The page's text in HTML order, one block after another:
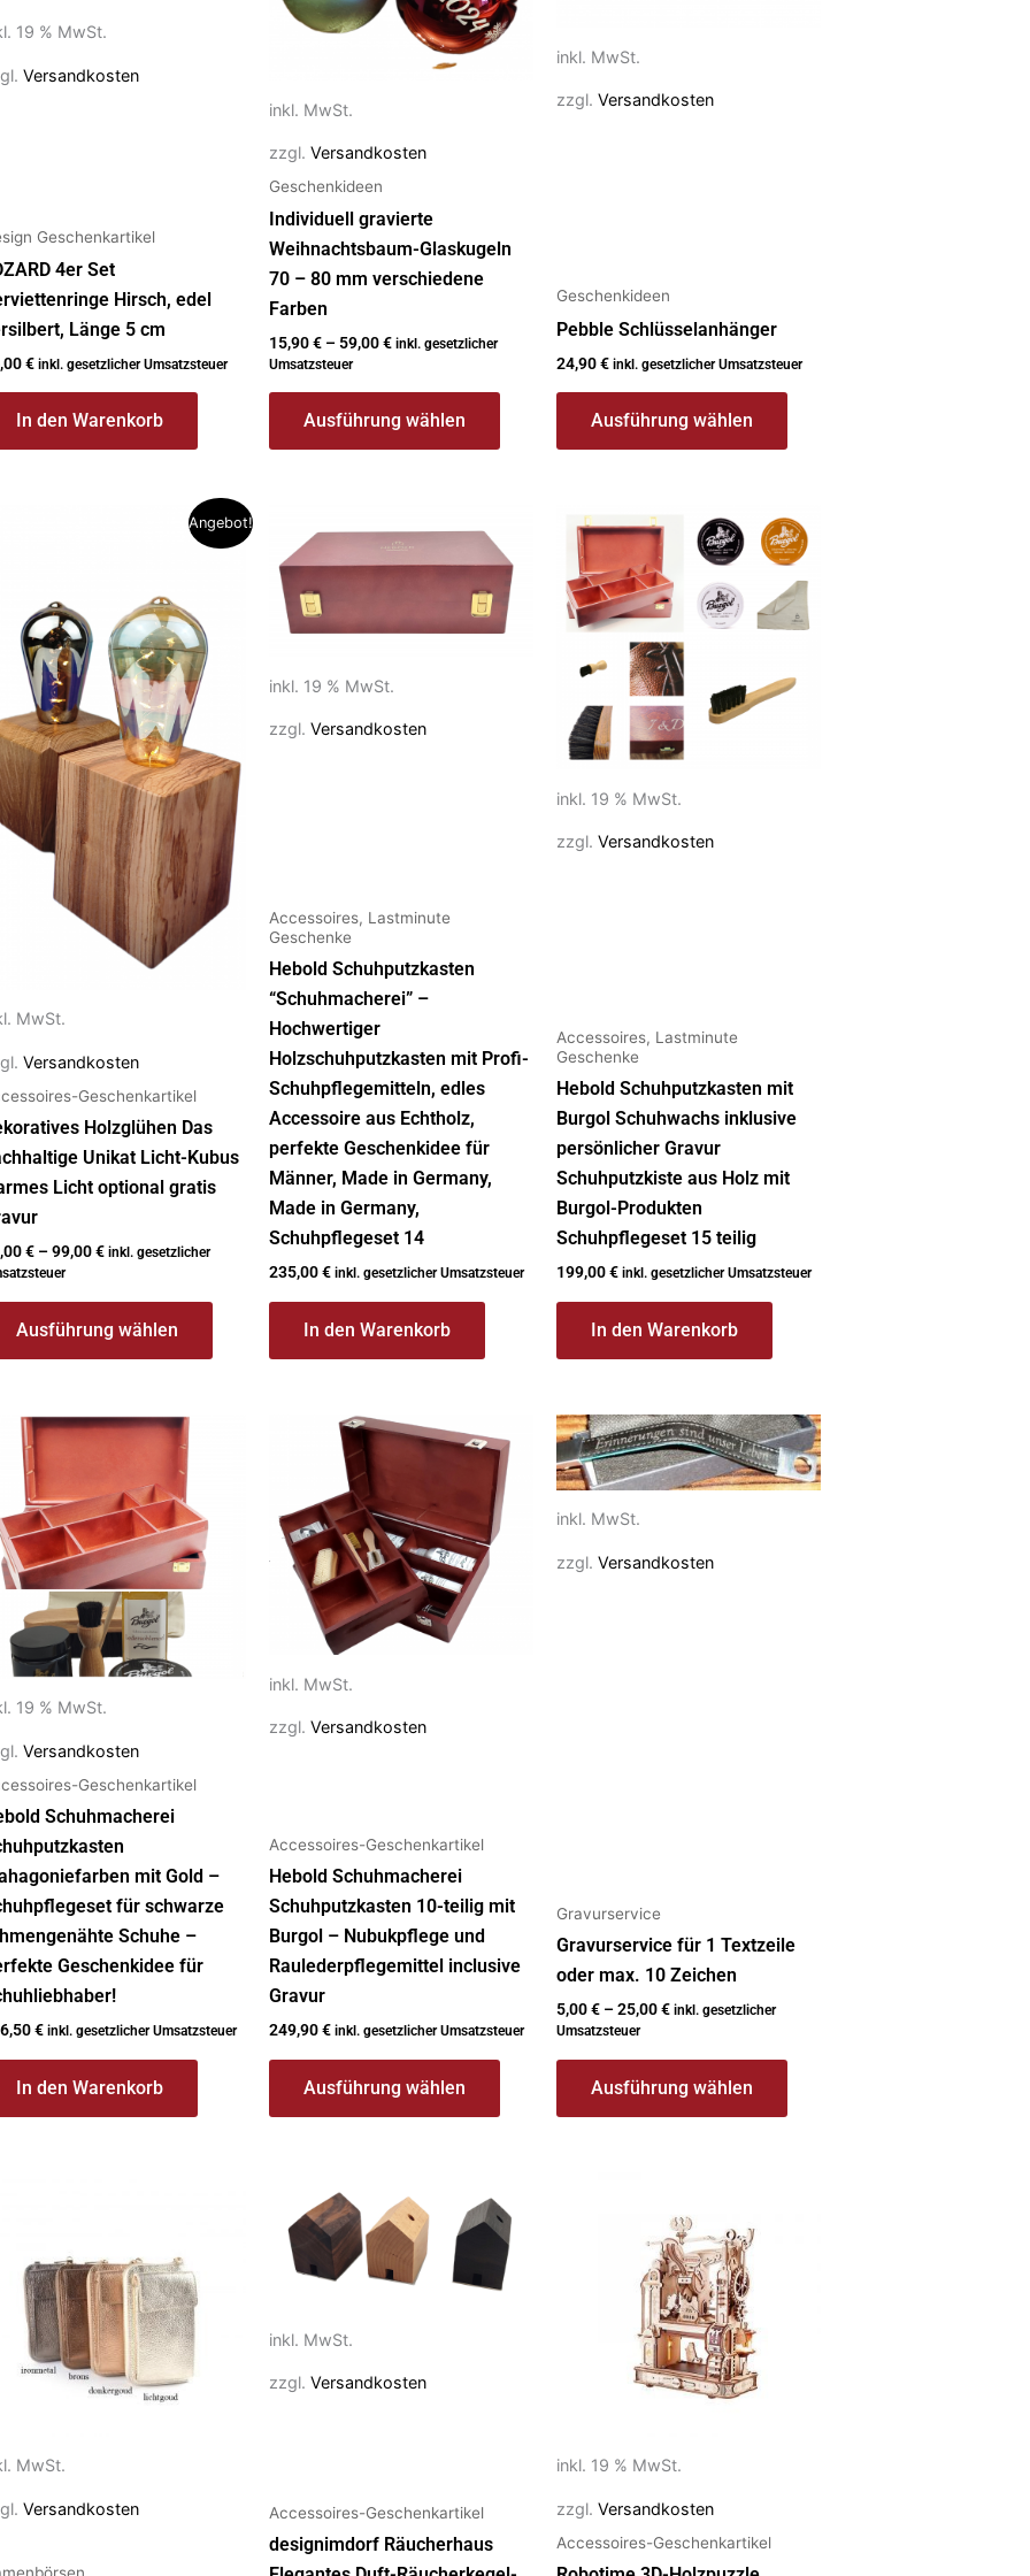
19 % MwSt.
Versandkosten
Geschenkartikel
4er Set
Hirsch, edel
Länge 5 cm
€ inkl. gesetzlicher Umsatzsteuer
In den Warenkorb
inkl. MwSt.
zzgl. Versandkosten
Geschenkideen
Individuell gravierte
Weihnachtsbaum-Glaskugeln
70 – 80 mm verschiedene
Farben
15,90€ – 59,00€ inkl. gesetzlicher
Umsatzsteuer
Ausführung wählen
auf
gewählt
werden
inkl. MwSt.
zzgl. Versandkosten
Geschenkideen
Pebble Schlüsselanhänger
24,90€ inkl. gesetzlicher Umsatzsteuer
Ausführung wählen
der
gewählt
Angebot!
MwSt.
Versandkosten
Geschenkartikel
Holzglühen Das
Unikat Licht-Kubus
Licht optional gratis
€ –99,00€ inkl. gesetzlicher
Ausführung wählen
inkl. 19 % MwSt.
zzgl. Versandkosten
Accessoires, Lastminute
Geschenke
Hebold Schuhputzkasten
“Schuhmacherei” –
Hochwertiger
Holzschuhputzkasten mit Profi-
Schuhpflegemitteln, edles
Accessoire aus Echtholz,
perfekte Geschenkidee für
Männer, Made in Germany,
Made in Germany,
Schuhpflegeset 14
235,00€ inkl. gesetzlicher Umsatzsteuer
In den Warenkorb
inkl. 19 % MwSt.
zzgl. Versandkosten
Accessoires, Lastminute
Geschenke
Hebold Schuhputzkasten mit
Burgol Schuhwachs inklusive
persönlicher Gravur
Schuhputzkiste aus Holz mit
Burgol-Produkten
Schuhpflegeset 15 teilig
199,00€ inkl. gesetzlicher Umsatzsteuer
In den Warenkorb
19 % MwSt.
Versandkosten
Geschenkartikel
Schuhmacherei
mit Gold –
für schwarze
Schuhe –
Geschenkidee für
€ inkl. gesetzlicher Umsatzsteuer
In den Warenkorb
inkl. MwSt.
zzgl. Versandkosten
Accessoires-Geschenkartikel
Hebold Schuhmacherei
Schuhputzkasten 10-teilig mit
Burgol – Nubukpflege und
Raulederpflegemittel inclusive
Gravur
249,90€ inkl. gesetzlicher Umsatzsteuer
Ausführung wählen
mehrere
Varianten
auf.
Optionen
auf
der
inkl. MwSt.
zzgl. Versandkosten
Gravurservice
Gravurservice für 1 Textzeile
oder max. 10 Zeichen
5,00€ –25,00€ inkl. gesetzlicher
Umsatzsteuer
Ausführung wählen
Dieses
Produkt
weist
mehrere
auf.
MwSt.
Versandkosten
inkl. MwSt.
zzgl. Versandkosten
Accessoires-Geschenkartikel
designimdorf Räucherhaus
Produkt
weist
mehrere
auf.
Optionen
Produktseite
gewählt
inkl. 19 % MwSt.
zzgl. Versandkosten
Accessoires-Geschenkartikel